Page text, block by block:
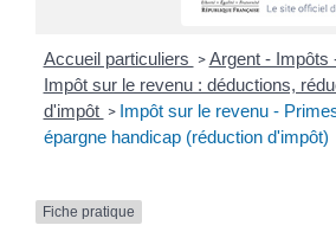
Accueil particuliers > Argent - Impôts
Impôt sur le revenu : déductions,
d'impôt > Impôt sur le revenu -
épargne handicap (réduction d'impôt)
Fiche pratique